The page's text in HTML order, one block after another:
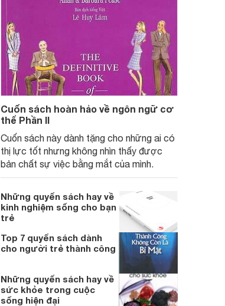
Cuốn sách hoàn hảo về ngôn ngữ cơ
thể Phần II
Cuốn sách này dành tặng cho những ai có
thị lực tốt nhưng không nhìn thấy được
bản chất sự việc bằng mắt của mình.
Những quyển sách hay về
kinh nghiệm sống cho bạn
trẻ
Top 7 quyển sách dành
cho người trẻ thành công
Những quyển sách hay về
sức khỏe trong cuộc
sống hiện đại